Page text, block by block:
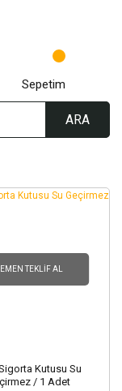
ARA
Sepetim
TEKLIF AL
Kutusu Su
/ 1 Adet